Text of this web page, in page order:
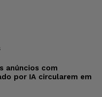
anúncios com
por IA circularem em